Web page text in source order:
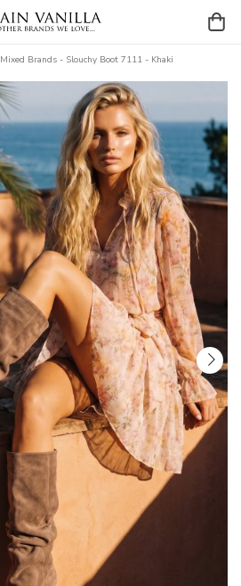
Mixed Brands - Slouchy Boot 7111 - Khaki